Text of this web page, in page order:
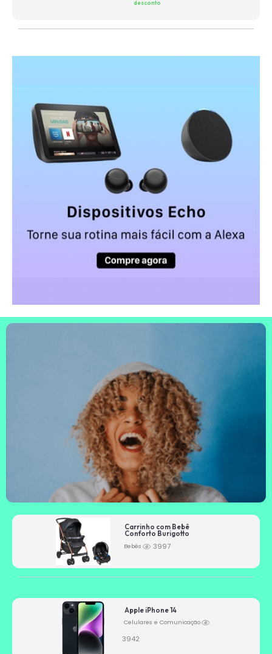
desconto
Carrinho com Bebê
Conforto Burigotto
Bebês 3997
Apple iPhone 14
Celulares e Comunicação
3942